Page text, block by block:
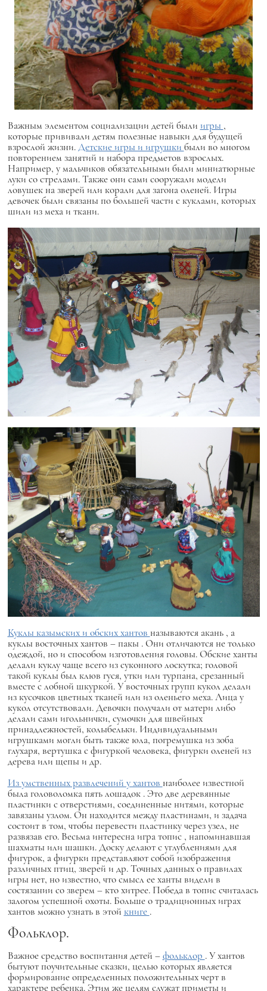
Важным элементом социализации детей были игры ,
которые прививали детям полезные навыки для будущей
взрослой жизни.Детские игры и игрушки были во многом
повторением занятий и набора предметов взрослых.
Например, у мальчиков обязательными были миниатюрные
луки со стрелами. Также они сами сооружали модели
ловушек на зверей или корали для загона оленей. Игры
девочек были связаны по большей части с куклами, которых
шили из меха и ткани.
Куклы казымских и обских хантов называются акань , а
куклы восточных хантов – пакы . Они отличаются не только
одеждой, но и способом изготовления головы. Обские ханты
делали куклу чаще всего из суконного лоскутка; головой
такой куклы был клюв гуся, утки или турпана, срезанный
вместе с лобной шкуркой. У восточных групп кукол делали
из кусочков цветных тканей или из оленьего меха. Лица у
кукол отсутствовали. Девочки получали от матери либо
делали сами игольнички, сумочки для швейных
принадлежностей, колыбельки. Индивидуальными
игрушками могли быть также юла, погремушка из зоба
глухаря, вертушка с фигуркой человека, фигурки оленей из
дерева или щепы и др.
Из умственных развлечений у хантов наиболее известной
была головоломка пять лошадок . Это две деревянные
пластинки с отверстиями, соединенные нитями, которые
завязаны узлом. Он находится между пластинами, и задача
состоит в том, чтобы перевести пластинку через узел, не
развязав его. Весьма интересна игратопис , напоминавшая
шахматы или шашки. Доску делают с углублениями для
фигурок, а фигурки представляют собой изображения
различных птиц, зверей и др. Точных данных о правилах
игры нет, но известно, что смысл ее ханты видели в
состязании со зверем – кто хитрее. Победа в топис считалась
залогом успешной охоты. Больше о традиционных играх
хантов можно узнать в этой книге .
Фольклор.
Важное средство воспитания детей –фольклор . У хантов
бытуют поучительные сказки, целью которых является
формирование определенных положительных черт в
характере ребенка. Этим же целям служат приметы и